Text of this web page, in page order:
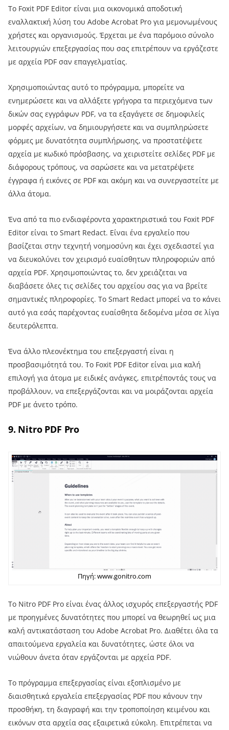
Το Foxit PDF Editor είναι μια οικονομικά αποδοτική
εναλλακτική λύση του Adobe Acrobat Pro για μεμονωμένους
χρήστες και οργανισμούς. Έρχεται με ένα παρόμοιο σύνολο
λειτουργιών επεξεργασίας που σας επιτρέπουν να εργάζεστε
με αρχεία PDF σαν επαγγελματίας.
Χρησιμοποιώντας αυτό το πρόγραμμα, μπορείτε να
ενημερώσετε και να αλλάξετε γρήγορα τα περιεχόμενα των
δικών σας εγγράφων PDF, να τα εξαγάγετε σε δημοφιλείς
μορφές αρχείων, να δημιουργήσετε και να συμπληρώσετε
φόρμες με δυνατότητα συμπλήρωσης, να προστατέψετε
αρχεία με κωδικό πρόσβασης, να χειριστείτε σελίδες PDF με
διάφορους τρόπους, να σαρώσετε και να μετατρέψετε
έγγραφα ή εικόνες σε PDF και ακόμη και να συνεργαστείτε με
άλλα άτομα.
Ένα από τα πιο ενδιαφέροντα χαρακτηριστικά του Foxit PDF
Editor είναι το Smart Redact. Είναι ένα εργαλείο που
βασίζεται στην τεχνητή νοημοσύνη και έχει σχεδιαστεί για
να διευκολύνει τον χειρισμό ευαίσθητων πληροφοριών από
αρχεία PDF. Χρησιμοποιώντας το, δεν χρειάζεται να
διαβάσετε όλες τις σελίδες του αρχείου σας για να βρείτε
σημαντικές πληροφορίες. Το Smart Redact μπορεί να το κάνει
αυτό για εσάς παρέχοντας ευαίσθητα δεδομένα μέσα σε λίγα
δευτερόλεπτα.
Ένα άλλο πλεονέκτημα του επεξεργαστή είναι η
προσβασιμότητά του. Το Foxit PDF Editor είναι μια καλή
επιλογή για άτομα με ειδικές ανάγκες, επιτρέποντάς τους να
προβάλλουν, να επεξεργάζονται και να μοιράζονται αρχεία
PDF με άνετο τρόπο.
9. Nitro PDF Pro
Πηγή: www.gonitro.com
Το Nitro PDF Pro είναι ένας άλλος ισχυρός επεξεργαστής PDF
με προηγμένες δυνατότητες που μπορεί να θεωρηθεί ως μια
καλή αντικατάσταση του Adobe Acrobat Pro. Διαθέτει όλα τα
απαιτούμενα εργαλεία και δυνατότητες, ώστε όλοι να
νιώθουν άνετα όταν εργάζονται με αρχεία PDF.
Το πρόγραμμα επεξεργασίας είναι εξοπλισμένο με
διαισθητικά εργαλεία επεξεργασίας PDF που κάνουν την
προσθήκη, τη διαγραφή και την τροποποίηση κειμένου και
εικόνων στα αρχεία σας εξαιρετικά εύκολη. Επιτρέπεται να